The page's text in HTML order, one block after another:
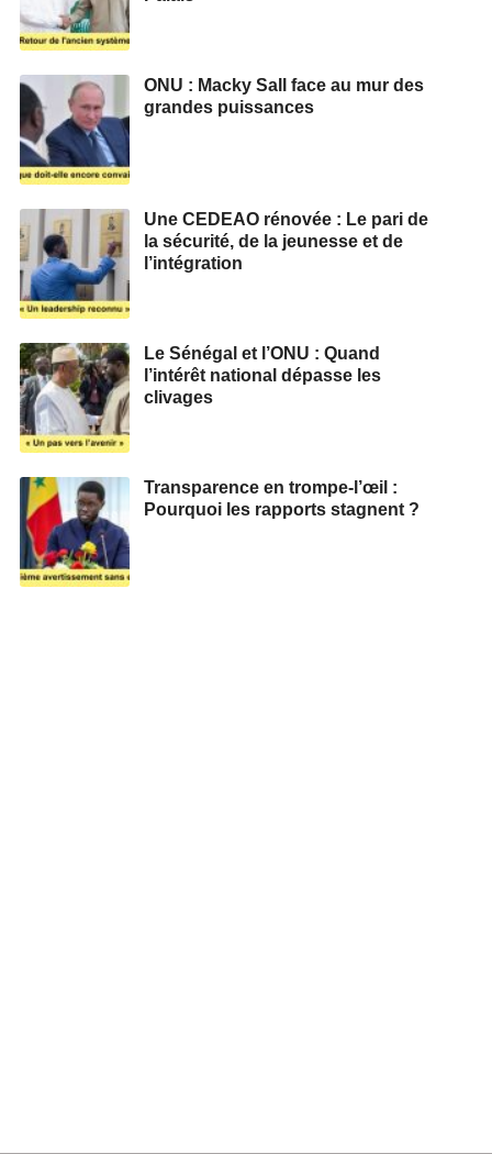
ONU : Macky Sall face au mur des
grandes puissances
Une CEDEAO rénovée : Le pari de
la sécurité, de la jeunesse et de
l’intégration
Le Sénégal et l’ONU : Quand
l’intérêt national dépasse les
clivages
Transparence en trompe-l’œil :
Pourquoi les rapports stagnent ?